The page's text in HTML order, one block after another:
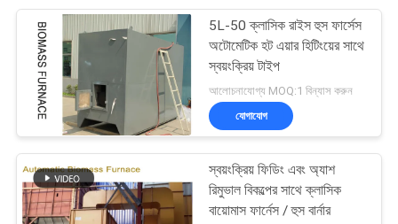
পোর্টেবল শস্য ড্রায়ার
24
5L-50 ক্লাসিক রাইস হুস ফার্সেস
অটোমেটিক হট এয়ার হিটিংয়ের সাথে
স্বয়ংক্রিয় টাইপ
আলোচনাযোগ্য MOQ:1 বিন্যাস করুন
যোগাযোগ
স্বয়ংক্রিয় ফিডিং এবং অ্যাশ
রিমুভাল বিকল্পের সাথে ক্লাসিক
বায়োমাস ফার্নেস / হুস বার্নার